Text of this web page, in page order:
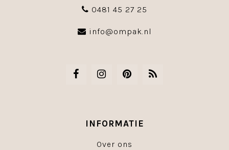
0481 45 27 25
info@ompak.nl
INFORMATIE
Over ons